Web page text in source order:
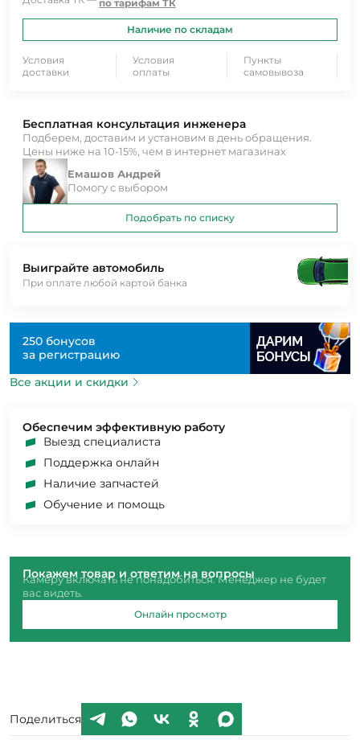
по тарифам ТК
Наличие по складам
Условия
доставки
Условия
оплаты
Пункты
самовывоза
Выиграйте автомобиль
При оплате любой картой банка
250 бонусов
за регистрацию
Все акции и скидки
Обеспечим эффективную работу
Выезд специалиста
Поддержка онлайн
Наличие запчастей
Обучение и помощь
Покажем товар и ответим на вопросы
Камеру включать не понадобиться. Менеджер не будет
вас видеть.
Онлайн просмотр
Бесплатная консультация инженера
Подберем, доставим и установим в день обращения.
Цены ниже на 10-15%, чем в интернет магазинах
Емашов Андрей
Помогу с выбором
Подобрать по списку
Поделиться